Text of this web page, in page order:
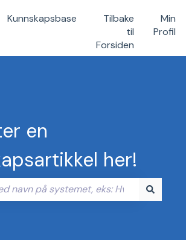
Kunnskapsbase
Tilbake
til
Forsiden
Min
Profil
en
her!